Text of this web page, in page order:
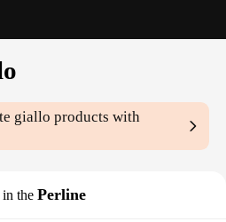
giallo products with
in the Perline